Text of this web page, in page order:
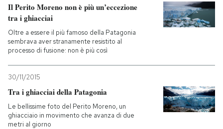
Politica
Tecnologia
Internet
Scienza
Economia
Sport
Consumismi
Ok Boomer!
Mondiali calcio 2026
Il Perito Moreno non è più un’eccezione
tra i ghiacciai
Oltre a essere il più famoso della Patagonia
sembrava aver stranamente resistito al
processo di fusione: non è più così
30/11/2015
Tra i ghiacciai della Patagonia
Le bellissime foto del Perito Moreno, un
ghiacciaio in movimento che avanza di due
metri al giorno